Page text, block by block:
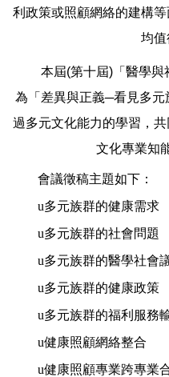
利政策或照顧網絡的建構
均值
本屆(第十屆) 「醫學
為「差異與正義─看見多元
過多元文化能力的學習，
文化專業知
會議徵稿主題如下：
u多元族群的健康需求
u多元族群的社會問題
u多元族群的醫學社會
u多元族群的健康政策
u多元族群的福利服務
u健康照顧網絡整合
u健康照顧專業跨專業